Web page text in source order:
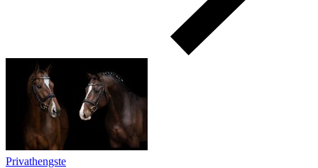
Privathengste